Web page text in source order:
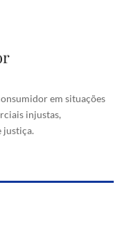
em situações
injustas,
justiça.
práticas comerciais
reparações e justiça.